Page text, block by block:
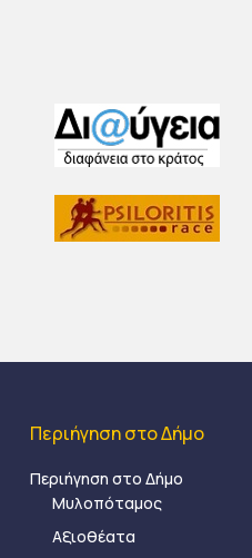
Περιήγηση στο Δήμο
Περιήγηση στο Δήμο
Μυλοπόταμος
Αξιοθέατα